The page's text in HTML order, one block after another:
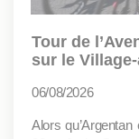
Tour de
sur le
06/08/2026
Alors